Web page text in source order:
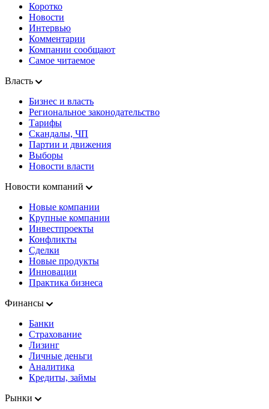
Коротко
Новости
Интервью
Комментарии
Компании сообщают
Самое читаемое
Власть
Бизнес и власть
Региональное законодательство
Тарифы
Скандалы, ЧП
Партии и движения
Выборы
Новости власти
Новости компаний
Новые компании
Крупные компании
Инвестпроекты
Конфликты
Сделки
Новые продукты
Инновации
Практика бизнеса
Финансы
Банки
Страхование
Лизинг
Личные деньги
Аналитика
Кредиты, займы
Рынки